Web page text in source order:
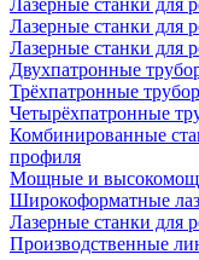
Лазерные станки для
Лазерные станки для
Лазерные станки для
Двухпатронные
Трёхпатронные
Четырёхпатронные
Комбинированные
профиля
Мощные и
Широкоформатные
Лазерные станки для
Производственные